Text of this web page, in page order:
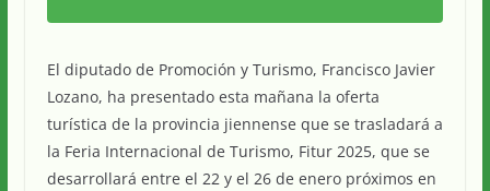
El diputado de Promoción y Turismo, Francisco Javier
Lozano, ha presentado esta mañana la oferta
turística de la provincia jiennense que se trasladará a
la Feria Internacional de Turismo, Fitur 2025, que se
desarrollará entre el 22 y el 26 de enero próximos en